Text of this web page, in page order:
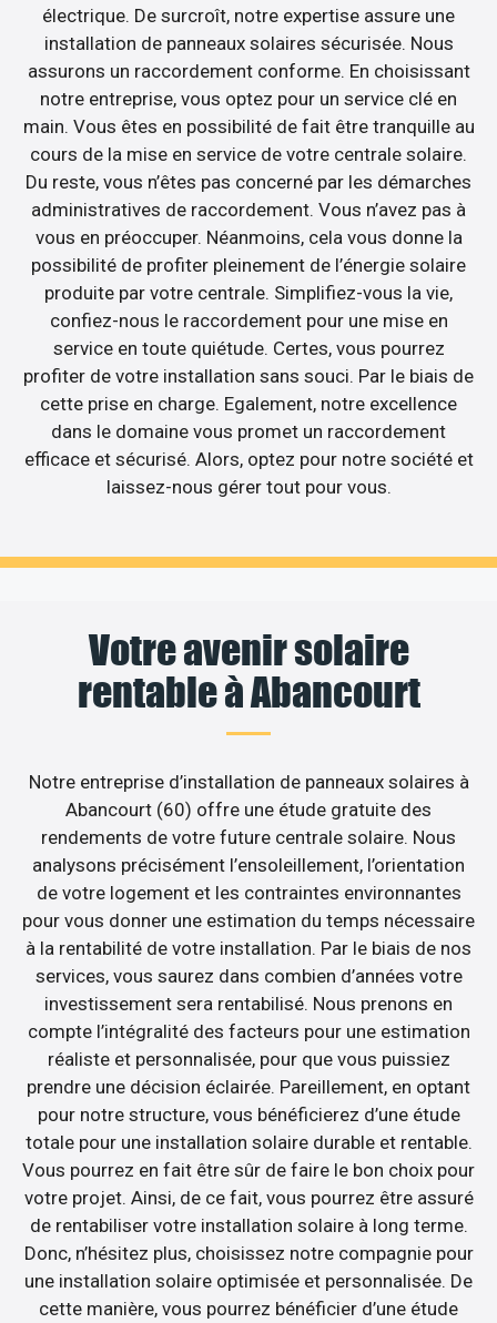
électrique. De surcroît, notre expertise assure une
installation de panneaux solaires sécurisée. Nous
assurons un raccordement conforme. En choisissant
notre entreprise, vous optez pour un service clé en
main. Vous êtes en possibilité de fait être tranquille au
cours de la mise en service de votre centrale solaire.
Du reste, vous n’êtes pas concerné par les démarches
administratives de raccordement. Vous n’avez pas à
vous en préoccuper. Néanmoins, cela vous donne la
possibilité de profiter pleinement de l’énergie solaire
produite par votre centrale. Simplifiez-vous la vie,
confiez-nous le raccordement pour une mise en
service en toute quiétude. Certes, vous pourrez
profiter de votre installation sans souci. Par le biais de
cette prise en charge. Egalement, notre excellence
dans le domaine vous promet un raccordement
efficace et sécurisé. Alors, optez pour notre société et
laissez-nous gérer tout pour vous.
Votre avenir solaire
rentable à Abancourt
Notre entreprise d’installation de panneaux solaires à
Abancourt (60) offre une étude gratuite des
rendements de votre future centrale solaire. Nous
analysons précisément l’ensoleillement, l’orientation
de votre logement et les contraintes environnantes
pour vous donner une estimation du temps nécessaire
à la rentabilité de votre installation. Par le biais de nos
services, vous saurez dans combien d’années votre
investissement sera rentabilisé. Nous prenons en
compte l’intégralité des facteurs pour une estimation
réaliste et personnalisée, pour que vous puissiez
prendre une décision éclairée. Pareillement, en optant
pour notre structure, vous bénéficierez d’une étude
totale pour une installation solaire durable et rentable.
Vous pourrez en fait être sûr de faire le bon choix pour
votre projet. Ainsi, de ce fait, vous pourrez être assuré
de rentabiliser votre installation solaire à long terme.
Donc, n’hésitez plus, choisissez notre compagnie pour
une installation solaire optimisée et personnalisée. De
cette manière, vous pourrez bénéficier d’une étude